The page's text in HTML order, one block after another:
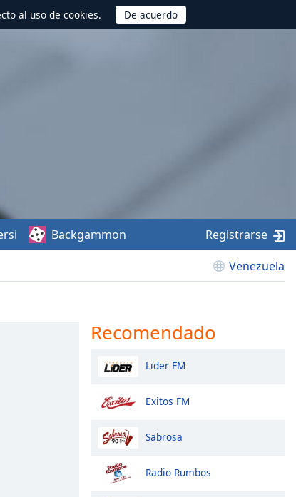
al uso de cookies.
Venezuela
Backgammon Registrarse
Recomendado
Lider FM
Exitos FM
Sabrosa
Radio Rumbos